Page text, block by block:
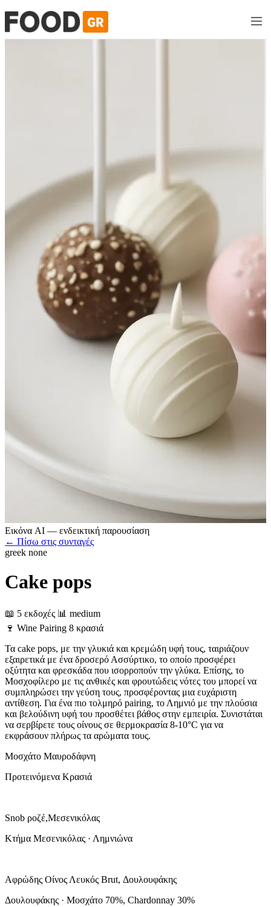
Εικόνα AI — ενδεικτική παρουσίαση
← Πίσω στις συνταγές
greek none
Cake pops
📖 5 εκδοχές 📊 medium
🍷 Wine Pairing 8 κρασιά
Τα cake pops, με την γλυκιά και κρεμώδη υφή τους, ταιριάζουν
εξαιρετικά με ένα δροσερό Ασσύρτικο, το οποίο προσφέρει
οξύτητα και φρεσκάδα που ισορροπούν την γλύκα. Επίσης, το
Μοσχοφίλερο με τις ανθικές και φρουτώδεις νότες του μπορεί να
συμπληρώσει την γεύση τους, προσφέροντας μια ευχάριστη
αντίθεση. Για ένα πιο τολμηρό pairing, το Λημνιό με την πλούσια
και βελούδινη υφή του προσθέτει βάθος στην εμπειρία. Συνιστάται
να σερβίρετε τους οίνους σε θερμοκρασία 8-10°C για να
εκφράσουν πλήρως τα αρώματα τους.
Μοσχάτο Μαυροδάφνη
Προτεινόμενα Κρασιά
Snob ροζέ,Μεσενικόλας
Κτήμα Μεσενικόλας · Λημνιώνα
Αφρώδης Οίνος Λευκός Brut, Δουλουφάκης
Δουλουφάκης · Μοσχάτο 70%, Chardonnay 30%